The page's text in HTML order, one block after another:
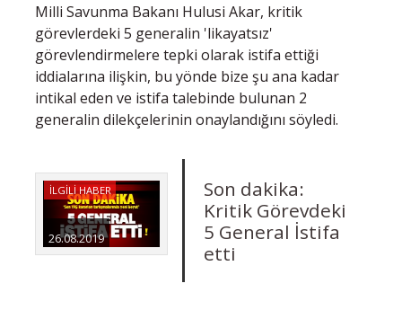
Milli Savunma Bakanı Hulusi Akar, kritik
görevlerdeki 5 generalin 'likayatsız'
görevlendirmelere tepki olarak istifa ettiği
iddialarına ilişkin, bu yönde bize şu ana kadar
intikal eden ve istifa talebinde bulunan 2
generalin dilekçelerinin onaylandığını söyledi.
26.08.2019
Son dakika:
Kritik Görevdeki
5 General İstifa
etti
İLGİLİ HABER